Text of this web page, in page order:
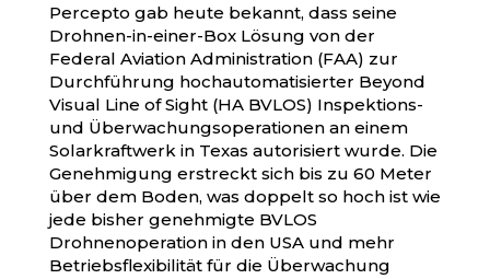
Percepto gab heute bekannt, dass seine
Drohnen-in-einer-Box Lösung von der
Federal Aviation Administration (FAA) zur
Durchführung hochautomatisierter Beyond
Visual Line of Sight (HA BVLOS) Inspektions-
und Überwachungsoperationen an einem
Solarkraftwerk in Texas autorisiert wurde. Die
Genehmigung erstreckt sich bis zu 60 Meter
über dem Boden, was doppelt so hoch ist wie
jede bisher genehmigte BVLOS
Drohnenoperation in den USA und mehr
Betriebsflexibilität für die Überwachung